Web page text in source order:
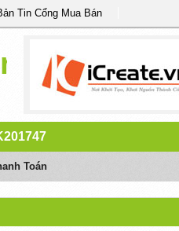
Tin Cổng Mua Bán
Toán